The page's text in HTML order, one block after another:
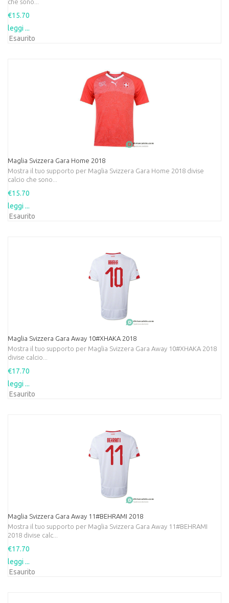
che sono...
€15.70
leggi ...
Esaurito
Maglia Svizzera Gara Home 2018
Mostra il tuo supporto per Maglia Svizzera Gara Home 2018 divise
calcio che sono...
€15.70
leggi ...
Esaurito
Maglia Svizzera Gara Away 10#XHAKA 2018
Mostra il tuo supporto per Maglia Svizzera Gara Away 10#XHAKA 2018
divise calcio...
€17.70
leggi ...
Esaurito
Maglia Svizzera Gara Away 11#BEHRAMI 2018
Mostra il tuo supporto per Maglia Svizzera Gara Away 11#BEHRAMI
2018 divise calc...
€17.70
leggi ...
Esaurito